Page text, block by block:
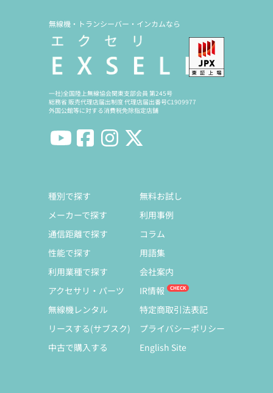
無線機・トランシーバー・インカムなら
一社)全国陸上無線協会関東支部会員 第245号
総務省 販売代理店届出制度 代理店届出番号C1909977
外国公館等に対する消費税免除指定店舗
種別で探す
メーカーで探す
通信距離で探す
性能で探す
利用業種で探す
アクセサリ・パーツ
無線機レンタル
リースする(サブスク)
中古で購入する
無料お試し
利用事例
コラム
用語集
会社案内
IR情報
特定商取引法表記
プライバシーポリシー
English Site